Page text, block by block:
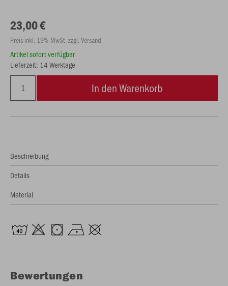
23,00 €
Preis inkl. 19% MwSt. zzgl. Versand
Artikel sofort verfügbar
Lieferzeit: 14 Werktage
In den Warenkorb
Beschreibung
Details
Material
Bewertungen